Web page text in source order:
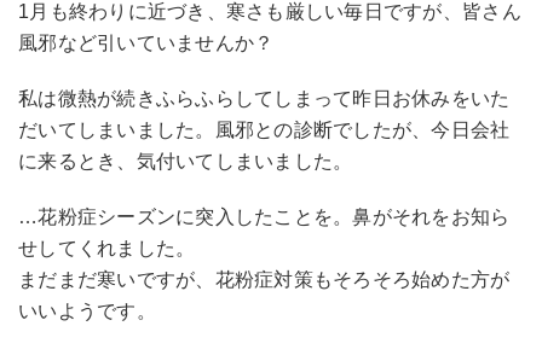
1月も終わりに近づき、寒さも厳しい毎日ですが、皆さん
風邪など引いていませんか？
私は微熱が続きふらふらしてしまって昨日お休みをいた
だいてしまいました。風邪との診断でしたが、今日会社
に来るとき、気付いてしまいました。
…花粉症シーズンに突入したことを。鼻がそれをお知ら
せしてくれました。
まだまだ寒いですが、花粉症対策もそろそろ始めた方が
いいようです。